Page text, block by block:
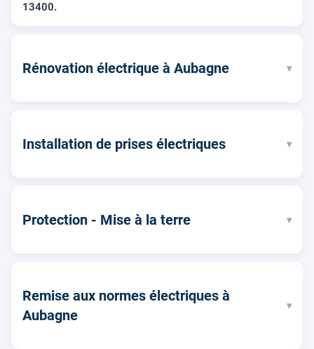
13400.
Rénovation électrique à Aubagne ▾
Installation de prises électriques ▾
Protection - Mise à la terre ▾
Remise aux normes électriques à
Aubagne
▾